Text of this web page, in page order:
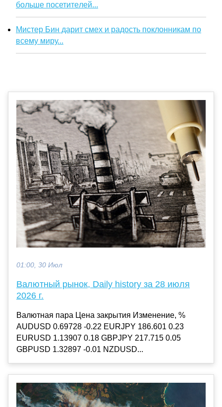
больше посетителей...
Мистер Бин дарит смех и радость поклонникам по
всему миру...
01:00, 30 Июл
Валютный рынок, Daily history за 28 июля
2026 г.
Валютная пара Цена закрытия Изменение, %
AUDUSD 0.69728 -0.22 EURJPY 186.601 0.23
EURUSD 1.13907 0.18 GBPJPY 217.715 0.05
GBPUSD 1.32897 -0.01 NZDUSD...